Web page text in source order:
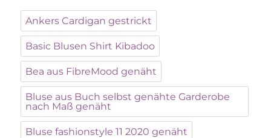
Ankers Cardigan gestrickt
Basic Blusen Shirt Kibadoo
Bea aus FibreMood genäht
Bluse aus Buch selbst genähte Garderobe
nach Maß genäht
Bluse fashionstyle 11 2020 genäht